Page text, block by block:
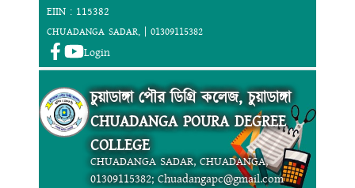
EIIN : 115382
CHUADANGA SADAR, | 01309115382
Login
চুয়াডাঙ্গা পৌর ডিগ্রি কলেজ, চুয়াডাঙ্গা
CHUADANGA POURA DEGREE
COLLEGE
CHUADANGA SADAR, CHUADANGA,
01309115382; Chuadangapc@gmail.com